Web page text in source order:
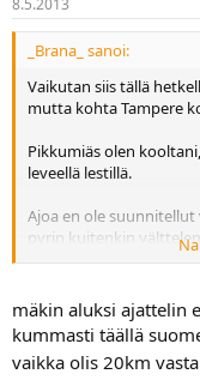
_Brana_ sanoi:
Vaikutan siis tällä
mutta kohta Tampere
Pikkumiäs olen
leveellä lestillä.
Ajoa en ole suunnitellut
pyrin kuitenkin
päivä, joskus
Kuteiden värin ei
(tytöt ei tykkää?) ja jos
Henkikulta kun on
mäkin aluksi ajattelin
kummasti täällä
vaikka olis 20km